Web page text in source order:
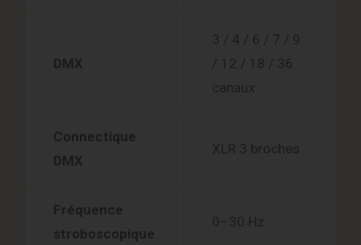
DMX
3 / 4 / 6 / 7 / 9
/ 12 / 18 / 36
canaux
Connectique
DMX
XLR 3 broches
Fréquence
stroboscopique
0–30 Hz